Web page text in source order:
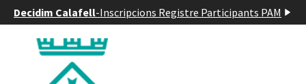
Decidim Calafell-Inscripcions Registre Participants PAM